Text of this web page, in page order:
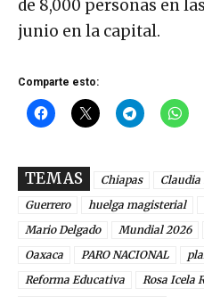
de 8,000 personas en
junio en la capital.
Comparte esto:
TEMAS Chiapas Claudia
Guerrero
huelga magisterial
Mario Delgado
Mundial 2026
Oaxaca
PARO NACIONAL
Reforma Educativa
Rosa Icela